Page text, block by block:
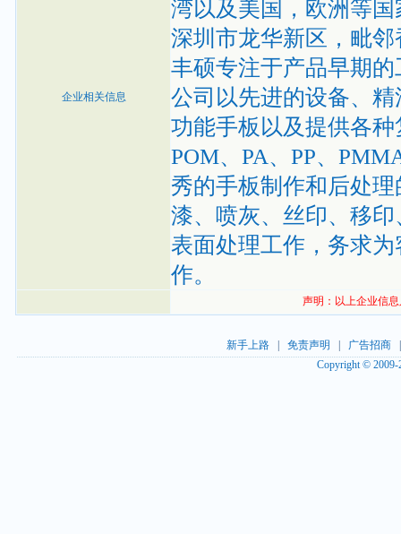
企业相关信息
湾以及美国，欧洲等
深圳市龙华新区，毗
丰硕专注于产品早期
公司以先进的设备、
功能手板以及提供各
POM、PA、PP、
秀的手板制作和后处
漆、喷灰、丝印、移
表面处理工作，务求
作。
声明：以上企业信
新手上路| 免责声明 广告招商
Copyright ©